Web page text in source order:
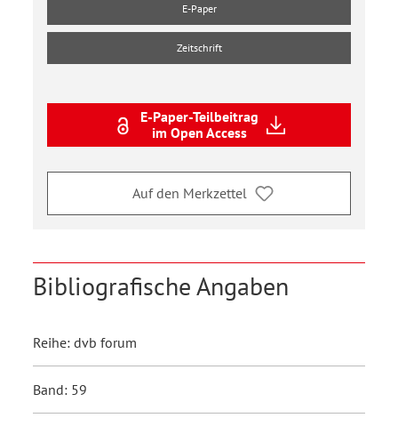
E-Paper
Zeitschrift
E-Paper-Teilbeitrag
im Open Access
Auf den Merkzettel
Bibliografische Angaben
Reihe: dvb forum
Band: 59